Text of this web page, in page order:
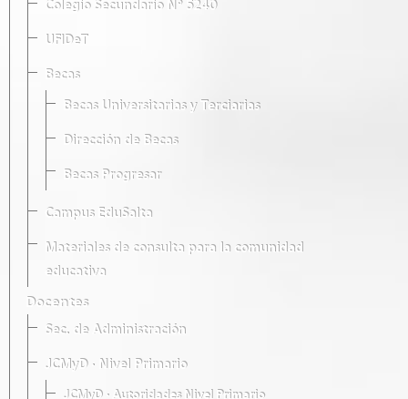
Colegio Secundario Nº 5240
UFIDeT
Becas
Becas Universitarias y Terciarias
Dirección de Becas
Becas Progresar
Campus EduSalta
Materiales de consulta para la comunidad
educativa
Docentes
Sec. de Administración
JCMyD · Nivel Primario
JCMyD · Autoridades Nivel Primario